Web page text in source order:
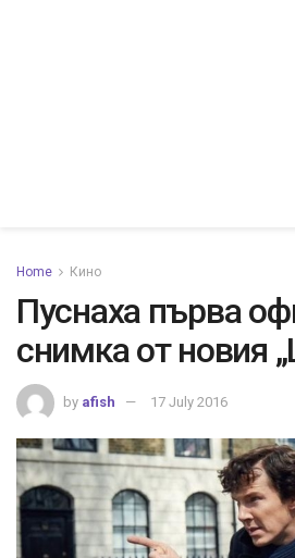
Home Кино
Пуснаха първа
снимка от новия
by afish 17 July 2016